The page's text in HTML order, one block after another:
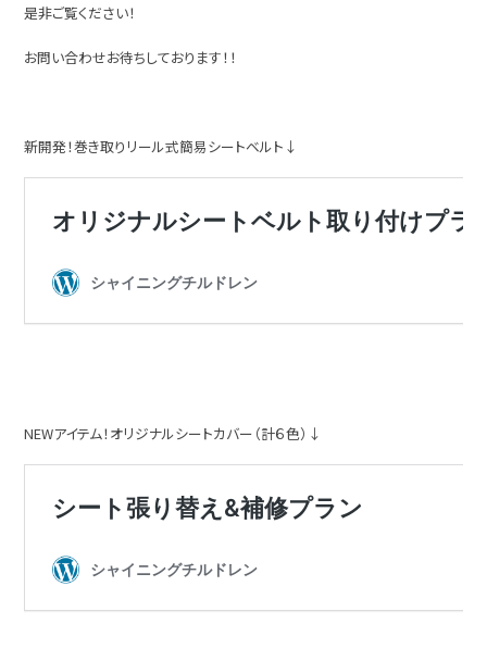
是非ご覧ください！
お問い合わせお待ちしております！！
新開発！巻き取りリール式簡易シートベルト↓
NEWアイテム！オリジナルシートカバー（計６色）↓